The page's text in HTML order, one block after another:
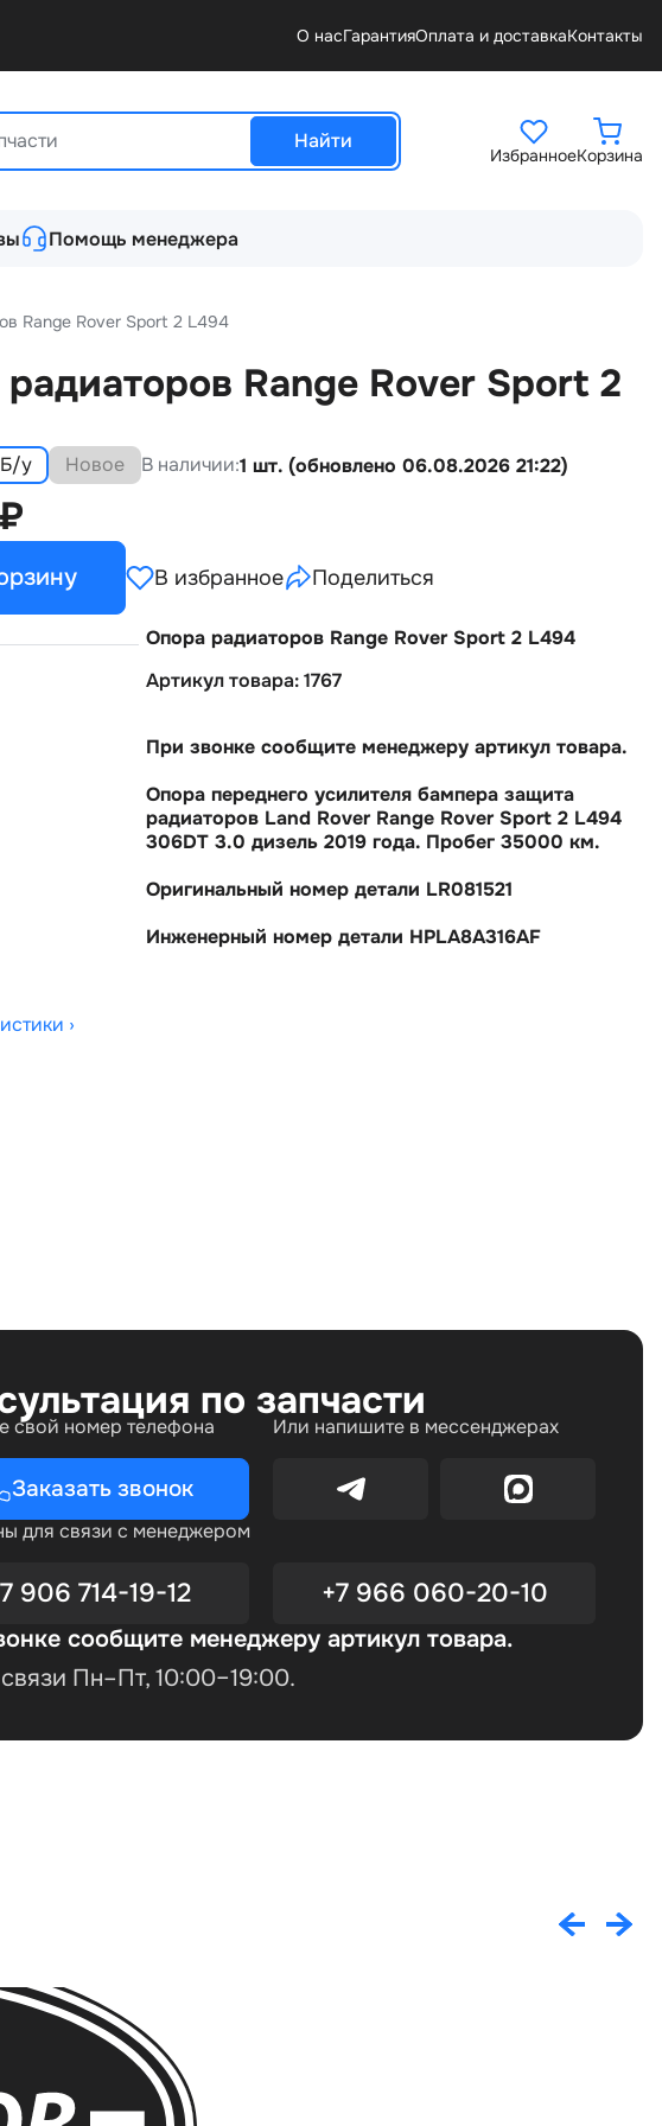
О насГарантияОплата и доставкаКонтакты
Найти
ИзбранноеКорзина
Помощь менеджера
Range Rover Sport 2 L494
Range Rover Sport 2
Б/у Новое В наличии:1 шт. (обновлено 06.08.2026 21:22)
₽
В избранное Поделиться
Опора радиаторов Range Rover Sport 2 L494
Артикул товара: 1767
При звонке сообщите менеджеру артикул товара.
Опора переднего усилителя бампера защита
радиаторов Land Rover Range Rover Sport 2 L494
306DT 3.0 дизель 2019 года. Пробег 35000 км.
Оригинальный номер детали LR081521
Инженерный номер детали HPLA8A316AF
›
по запчасти
свой номер телефона
Заказать звонок
Или напишите в мессенджерах
для связи с менеджером
906 714-19-12 +7 966 060-20-10
сообщите менеджеру артикул товара.
Пн–Пт, 10:00–19:00.